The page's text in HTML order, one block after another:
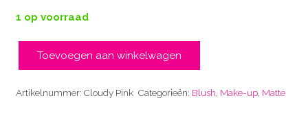
1 op voorraad
Cloudy
aantal
Toevoegen aan winkelwagen
Artikelnummer: Cloudy Pink Categorieën: Blush, Make-up, Matte